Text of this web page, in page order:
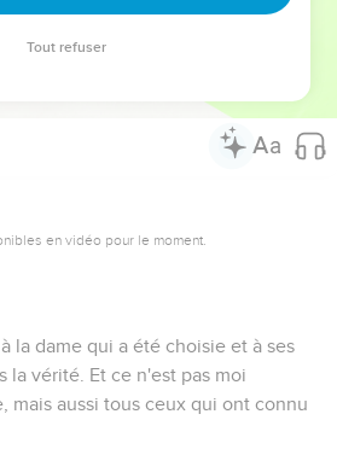
en vidéo pour le moment.
la dame qui a été choisie et à ses
la vérité. Et ce n'est pas moi
mais aussi tous ceux qui ont connu
Tout refuser